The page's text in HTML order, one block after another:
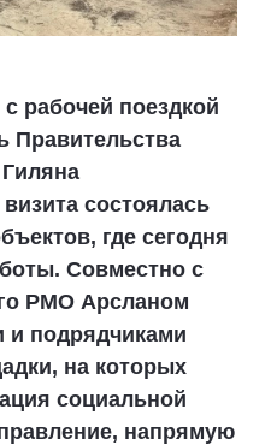
рабочей поездкой
Правительства
состоялась
где сегодня
Совместно с
РМО Арсланом
и подрядчиками
на которых
социальной
напрямую